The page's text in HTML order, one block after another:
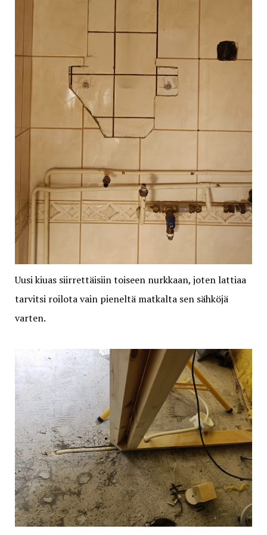
Uusi kiuas siirrettäisiin toiseen nurkkaan, joten lattiaa
tarvitsi roilota vain pieneltä matkalta sen sähköjä
varten.